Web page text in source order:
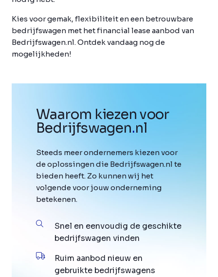
Kies voor gemak, flexibiliteit en een betrouwbare
bedrijfswagen met het financial lease aanbod van
Bedrijfswagen.nl. Ontdek vandaag nog de
mogelijkheden!
Waarom kiezen voor
Bedrijfswagen.nl
Steeds meer ondernemers kiezen voor
de oplossingen die Bedrijfswagen.nl te
bieden heeft. Zo kunnen wij het
volgende voor jouw onderneming
betekenen.
Snel en eenvoudig de geschikte
bedrijfswagen vinden
Ruim aanbod nieuw en
gebruikte bedrijfswagens